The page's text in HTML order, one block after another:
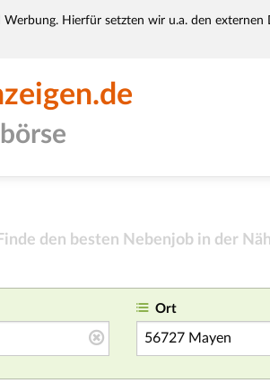
Hierfür setzten wir u.a. den
Finde den besten Nebenjob in der
Ort